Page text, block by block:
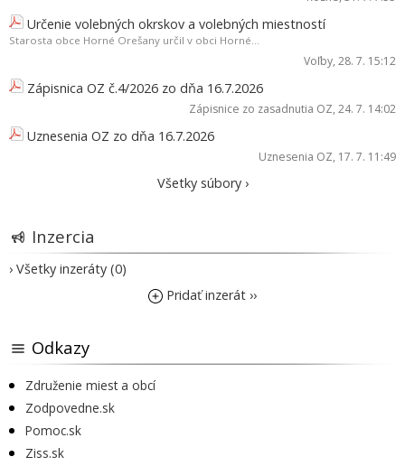
Určenie volebných okrskov a volebných miestností
Starosta obce Horné Orešany určil v obci Horné...
Voľby, 28. 7. 15:12
Zápisnica OZ č.4/2026 zo dňa 16.7.2026
Zápisnice zo zasadnutia OZ, 24. 7. 14:02
Uznesenia OZ zo dňa 16.7.2026
Uznesenia OZ, 17. 7. 11:49
Všetky súbory ›
Inzercia
› Všetky inzeráty (0)
Pridať inzerát ››
Odkazy
Združenie miest a obcí
Zodpovedne.sk
Pomoc.sk
Ziss.sk